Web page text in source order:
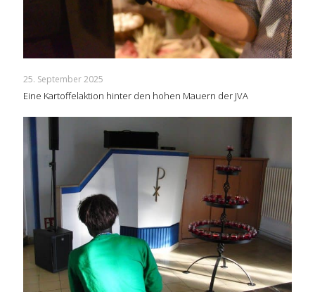
25. September 2025
Eine Kartoffelaktion hinter den hohen Mauern der JVA